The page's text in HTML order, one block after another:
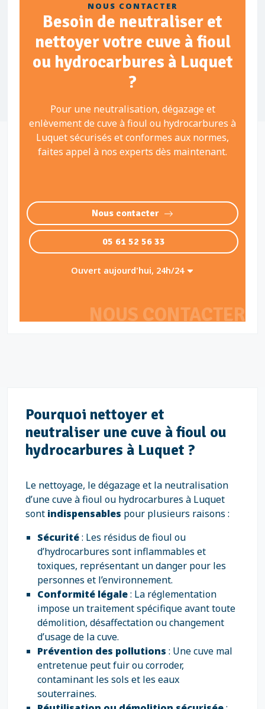
NOUS CONTACTER
NOUS CONTACTER
Besoin de neutraliser et
nettoyer votre cuve à fioul
ou hydrocarbures à Luquet
?
Pour une neutralisation, dégazage et
enlèvement de cuve à fioul ou hydrocarbures à
Luquet sécurisés et conformes aux normes,
faites appel à nos experts dès maintenant.
Nous contacter
05 61 52 56 33
Ouvert aujourd'hui, 24h/24
Pourquoi nettoyer et
neutraliser une cuve à fioul ou
hydrocarbures à Luquet ?
Le nettoyage, le dégazage et la neutralisation
d’une cuve à fioul ou hydrocarbures à Luquet
sont indispensables pour plusieurs raisons :
Sécurité: Les résidus de fioul ou
d’hydrocarbures sont inflammables et
toxiques, représentant un danger pour les
personnes et l’environnement.
Conformité légale: La réglementation
impose un traitement spécifique avant toute
démolition, désaffectation ou changement
d’usage de la cuve.
Prévention des pollutions : Une cuve mal
entretenue peut fuir ou corroder,
contaminant les sols et les eaux
souterraines.